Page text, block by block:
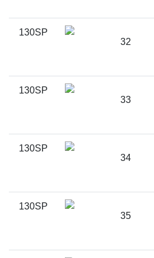
130SP
32
130SP
33
130SP
34
130SP
35